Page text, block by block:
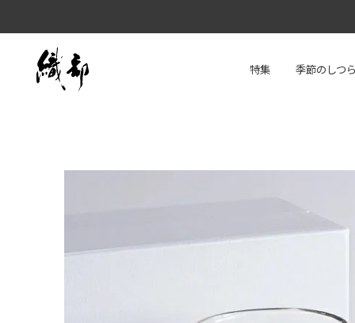
特集 季節のしつ